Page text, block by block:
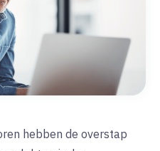
hebben de overstap